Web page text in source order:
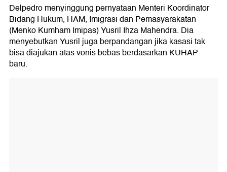
Delpedro menyinggung pernyataan Menteri Koordinator
Bidang Hukum, HAM, Imigrasi dan Pemasyarakatan
(Menko Kumham Imipas) Yusril Ihza Mahendra. Dia
menyebutkan Yusril juga berpandangan jika kasasi tak
bisa diajukan atas vonis bebas berdasarkan KUHAP
baru.